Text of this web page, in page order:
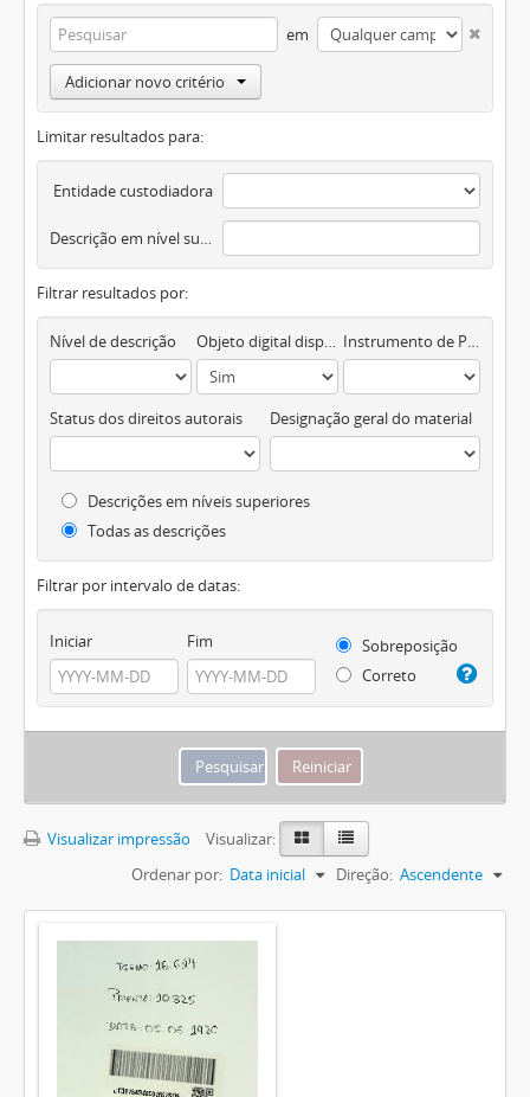
em
Adicionar novo critério
Limitar resultados para:
Entidade custodiadora
Descrição em nível superior
Filtrar resultados por:
Nível de descrição Objeto digital disponível Instrumento de Pesquisa
Status dos direitos autorais Designação geral do material
Descrições em níveis superiores
Todas as descrições
Filtrar por intervalo de datas:
Iniciar Fim
Sobreposição
Correto
Visualizar impressão
Visualizar:
Ordenar por: Data inicial Direção: Ascendente